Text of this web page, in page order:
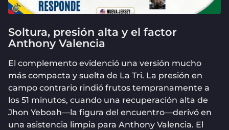
Soltura, presión alta y el factor
Anthony Valencia
El complemento evidenció una versión mucho
más compacta y suelta de La Tri. La presión en
campo contrario rindió frutos tempranamente a
los 51 minutos, cuando una recuperación alta de
Jhon Yeboah—la figura del encuentro—derivó en
una asistencia limpia para Anthony Valencia. El